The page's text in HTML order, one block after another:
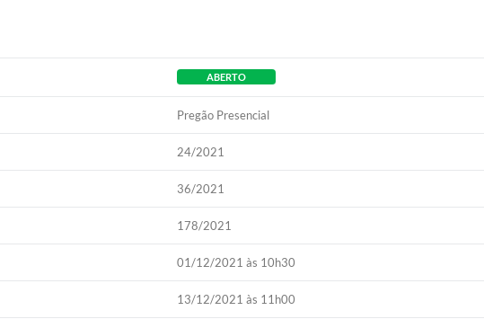
ABERTO
Pregão Presencial
24/2021
36/2021
178/2021
01/12/2021 às 10h30
13/12/2021 às 11h00